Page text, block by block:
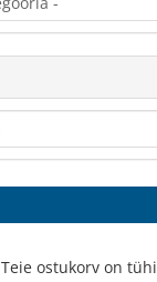
Teie ostukorv on tühi